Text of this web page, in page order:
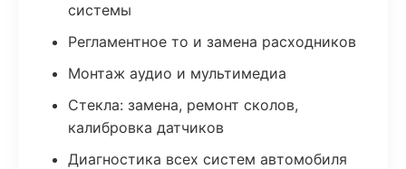
системы
Регламентное то и замена расходников
Монтаж аудио и мультимедиа
Стекла: замена, ремонт сколов,
калибровка датчиков
Диагностика всех систем автомобиля